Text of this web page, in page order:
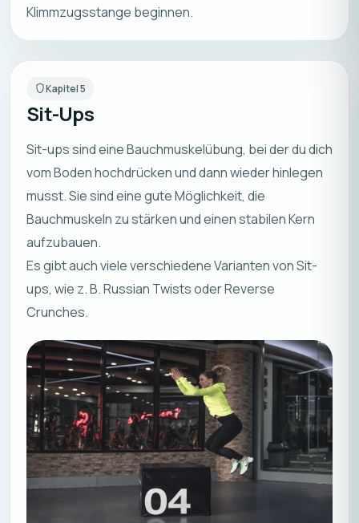
Klimmzugsstange beginnen.
Kapitel5
Sit-Ups
Sit-ups sind eine Bauchmuskelübung, bei der du dich
vom Boden hochdrücken und dann wieder hinlegen
musst. Sie sind eine gute Möglichkeit, die
Bauchmuskeln zu stärken und einen stabilen Kern
aufzubauen.
Es gibt auch viele verschiedene Varianten von Sit-
ups, wie z. B. Russian Twists oder Reverse
Crunches.